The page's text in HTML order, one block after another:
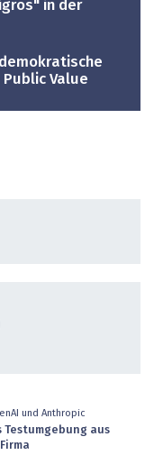
in der
Value
und Anthropic
aus